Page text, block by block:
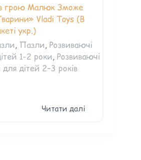
грою Малюк Зможе
Vladi Toys (В
укр.)
Пазли Розвиваючі
1-2 роки Розвиваючі
для дітей 2–3 років
Читати далі